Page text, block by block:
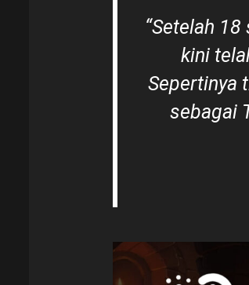
“Setelah
kini
Sepertinya
sebagai